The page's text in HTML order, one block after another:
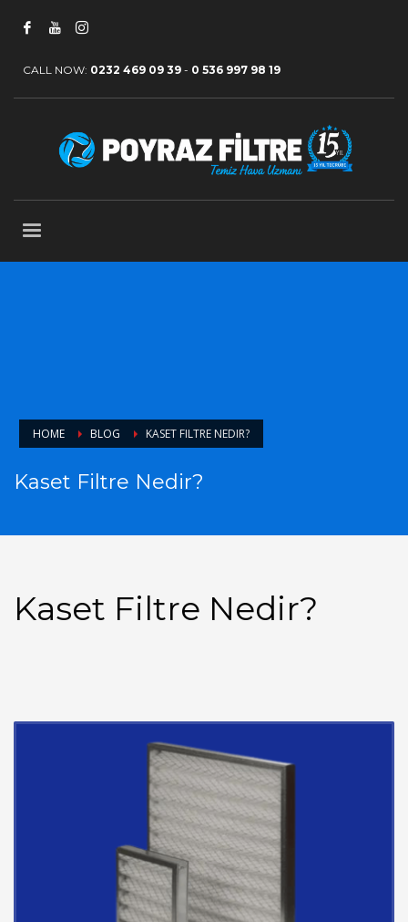
CALL NOW: 0232 469 09 39 - 0 536 997 98 19
HOME BLOG KASET FILTRE NEDIR?
Kaset Filtre Nedir?
Kaset Filtre Nedir?